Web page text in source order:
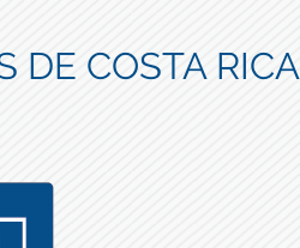
DE COSTA RICA